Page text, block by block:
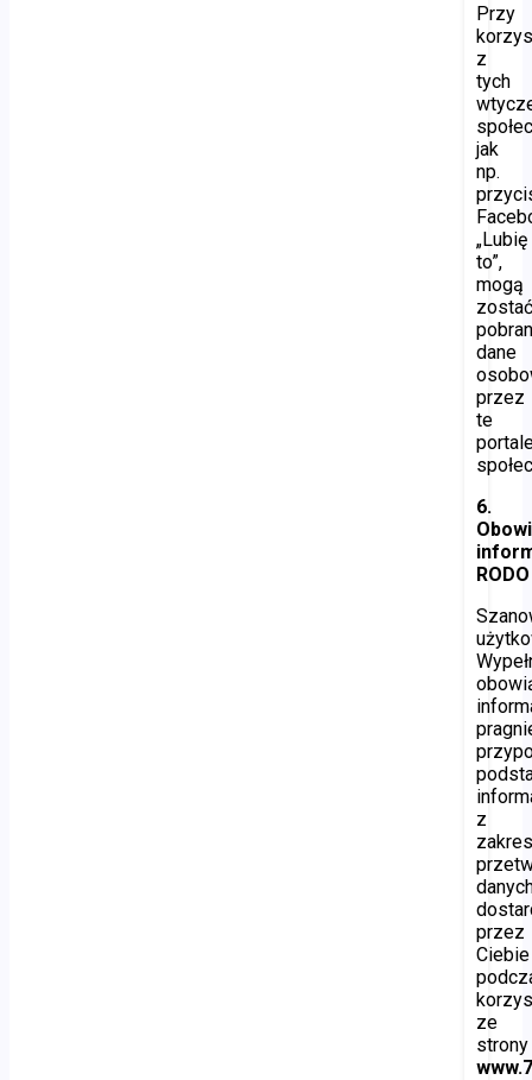
Przy
z
tych
jak
np.
„Lubię
to”,
mogą
dane
przez
te
6.
RODO
z
przez
Ciebie
ze
strony